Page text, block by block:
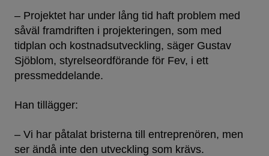
– Projektet har under lång tid haft problem med
såväl framdriften i projekteringen, som med
tidplan och kostnadsutveckling, säger Gustav
Sjöblom, styrelseordförande för Fev, i ett
pressmeddelande.
Han tillägger:
– Vi har påtalat bristerna till entreprenören, men
ser ändå inte den utveckling som krävs.